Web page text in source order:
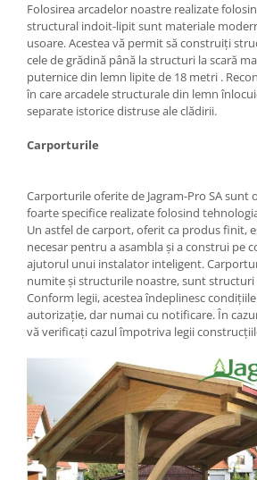
Folosirea arcadelor noastre realizate
structural indoit-lipit sunt materiale
usoare. Acestea vă permit să construiți
cele de grădină până la structuri la scară
puternice din lemn lipite de 18 metri .
în care arcadele structurale din lemn
separate istorice distruse ale clădirii.
Carporturile
Carporturile oferite de Jagram-Pro SA sunt
foarte specifice realizate folosind
Un astfel de carport, oferit ca produs finit,
necesar pentru a asambla și a construi pe
ajutorul unui instalator inteligent.
numite și structurile noastre, sunt structuri
Conform legii, acestea îndeplinesc
autorizație, dar numai cu notificare. În
vă verificați cazul împotriva legii